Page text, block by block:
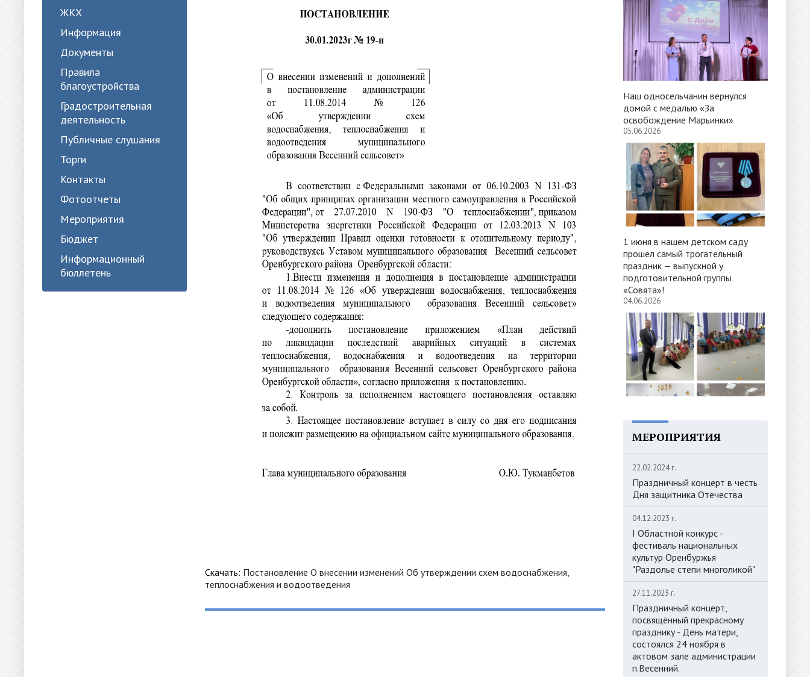
ЖКХ
Информация
Документы
Правила
благоустройства
Градостроительная
деятельность
Публичные слушания
Торги
Контакты
Фотоотчеты
Мероприятия
Бюджет
Информационный
бюллетень
Скачать: Постановление О внесении изменений Об утверждении схем водоснабжения,
теплоснабжения и водоотведения
Наш односельчанин вернулся
домой с медалью «За
освобождение Марьинки»
05.06.2026
1 июня в нашем детском саду
прошел самый трогательный
праздник — выпускной у
подготовительной группы
«Совята»!
04.06.2026
МЕРОПРИЯТИЯ
22.02.2024 г.
Праздничный концерт в честь
Дня защитника Отечества
04.12.2023 г.
I Областной конкурс -
фестиваль национальных
культур Оренбуржья
"Раздолье степи многоликой"
27.11.2023 г.
Праздничный концерт,
посвящённый прекрасному
празднику - День матери,
состоялся 24 ноября в
актовом зале администрации
п.Весенний.